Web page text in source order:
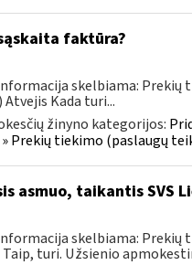
faktūra?
skelbiama:
Atvejis Kada turi...
žinyno kategorijos:
Prekių tiekimo (paslaugų
asmuo, taikantis SVS
skelbiama:
turi. Užsienio